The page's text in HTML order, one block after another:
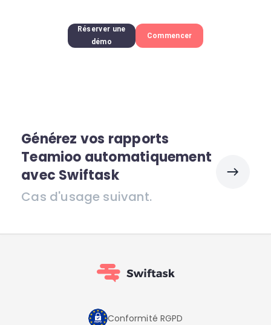
Réserver une
démo
Commencer
Générez vos rapports
Teamioo automatiquement
avec Swiftask
Cas d'usage suivant.
Conformité RGPD